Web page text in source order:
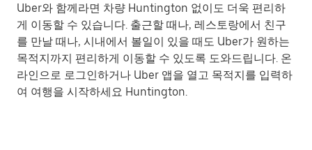
Uber와 함께라면 차량 Huntington 없이도 더욱 편리하
게 이동할 수 있습니다. 출근할 때나, 레스토랑에서 친구
를 만날 때나, 시내에서 볼일이 있을 때도 Uber가 원하는
목적지까지 편리하게 이동할 수 있도록 도와드립니다. 온
라인으로 로그인하거나 Uber 앱을 열고 목적지를 입력하
여 여행을 시작하세요 Huntington.